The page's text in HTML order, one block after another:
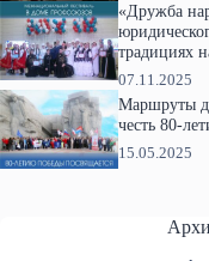
«Дружба
традициях
07.11.2025
Маршруты
честь 80-
15.05.2025